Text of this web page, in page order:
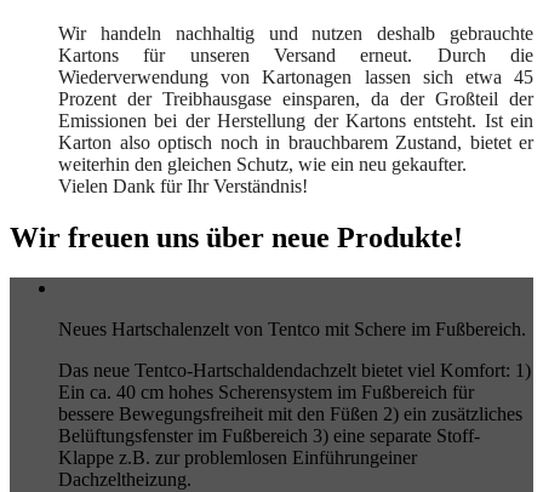
Wir handeln nachhaltig und nutzen deshalb gebrauchte
Kartons für unseren Versand erneut. Durch die
Wiederverwendung von Kartonagen lassen sich etwa 45
Prozent der Treibhausgase einsparen, da der Großteil der
Emissionen bei der Herstellung der Kartons entsteht. Ist ein
Karton also optisch noch in brauchbarem Zustand, bietet er
weiterhin den gleichen Schutz, wie ein neu gekaufter.
Vielen Dank für Ihr Verständnis!
Wir freuen uns über neue Produkte!
Neues Hartschalenzelt von Tentco mit Schere im Fußbereich.
Das neue Tentco-Hartschaldendachzelt bietet viel Komfort: 1)
Ein ca. 40 cm hohes Scherensystem im Fußbereich für
bessere Bewegungsfreiheit mit den Füßen 2) ein zusätzliches
Belüftungsfenster im Fußbereich 3) eine separate Stoff-
Klappe z.B. zur problemlosen Einführungeiner
Dachzeltheizung.